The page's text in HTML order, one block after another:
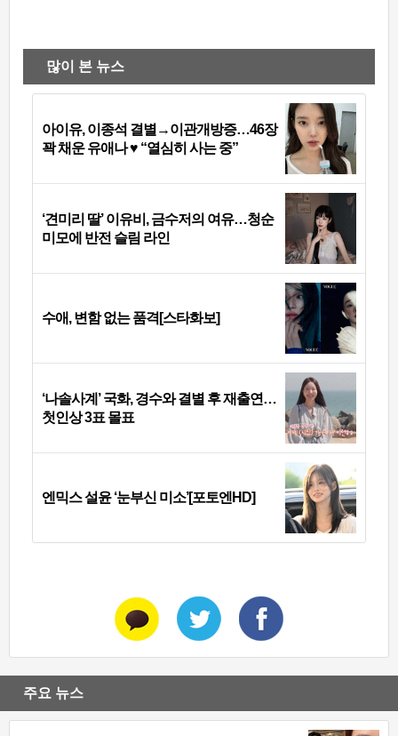
많이 본 뉴스
아이유, 이종석 결별→이관개방증…46장
꽉 채운 유애나 ♥ “열심히 사는 중”
‘견미리 딸’ 이유비, 금수저의 여유…청순
미모에 반전 슬림 라인
수애, 변함 없는 품격[스타화보]
‘나솔사계’ 국화, 경수와 결별 후 재출연…
첫인상 3표 몰표
엔믹스 설윤 ‘눈부신 미소’[포토엔HD]
주요 뉴스